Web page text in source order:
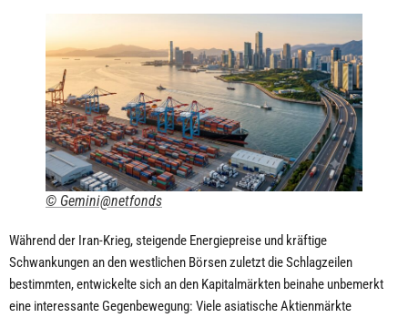
© Gemini@netfonds
Während der Iran-Krieg, steigende Energiepreise und kräftige
Schwankungen an den westlichen Börsen zuletzt die Schlagzeilen
bestimmten, entwickelte sich an den Kapitalmärkten beinahe unbemerkt
eine interessante Gegenbewegung: Viele asiatische Aktienmärkte